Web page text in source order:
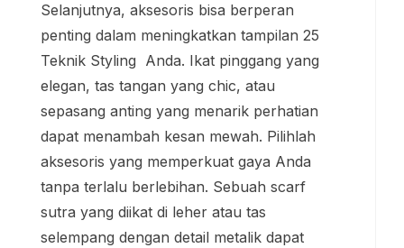
Selanjutnya, aksesoris bisa berperan
penting dalam meningkatkan tampilan 25
Teknik Styling Anda. Ikat pinggang yang
elegan, tas tangan yang chic, atau
sepasang anting yang menarik perhatian
dapat menambah kesan mewah. Pilihlah
aksesoris yang memperkuat gaya Anda
tanpa terlalu berlebihan. Sebuah scarf
sutra yang diikat di leher atau tas
selempang dengan detail metalik dapat